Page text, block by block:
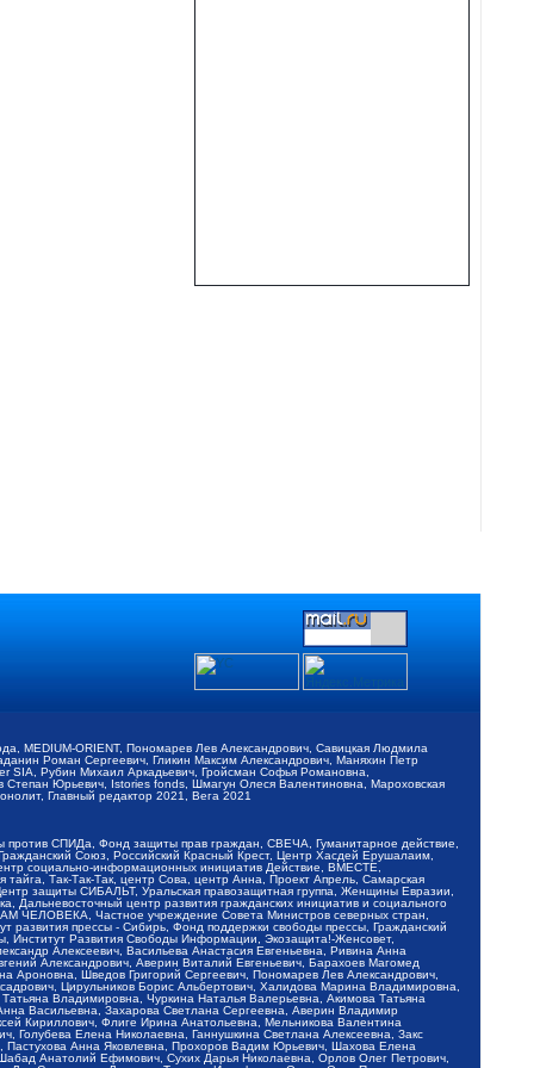
MEDIUM-ORIENT, Пономарев Лев Александрович, Савицкая Людмила
Роман Сергеевич, Гликин Максим Александрович, Маняхин Петр
Рубин Михаил Аркадьевич, Гройсман Софья Романовна,
Юрьевич, Istories fonds, Шмагун Олеся Валентиновна, Мароховская
Главный редактор 2021, Вега 2021
СПИДа, Фонд защиты прав граждан, СВЕЧА, Гуманитарное действие,
Союз, Российский Красный Крест, Центр Хасдей Ерушалаим,
социально-информационных инициатив Действие, ВМЕСТЕ,
Так-Так-Так, центр Сова, центр Анна, Проект Апрель, Самарская
защиты СИБАЛЬТ, Уральская правозащитная группа, Женщины Евразии,
Дальневосточный центр развития гражданских инициатив и социального
ЧЕЛОВЕКА, Частное учреждение Совета Министров северных стран,
прессы - Сибирь, Фонд поддержки свободы прессы, Гражданский
Институт Развития Свободы Информации, Экозащита!-Женсовет,
Алексеевич, Васильева Анастасия Евгеньевна, Ривина Анна
Александрович, Аверин Виталий Евгеньевич, Барахоев Магомед
Шведов Григорий Сергеевич, Пономарев Лев Александрович,
Цирульников Борис Альбертович, Халидова Марина Владимировна,
Владимировна, Чуркина Наталья Валерьевна, Акимова Татьяна
Васильевна, Захарова Светлана Сергеевна, Аверин Владимир
Кириллович, Флиге Ирина Анатольевна, Мельникова Валентина
Елена Николаевна, Ганнушкина Светлана Алексеевна, Закс
Анна Яковлевна, Прохоров Вадим Юрьевич, Шахова Елена
Анатолий Ефимович, Сухих Дарья Николаевна, Орлов Олег Петрович,